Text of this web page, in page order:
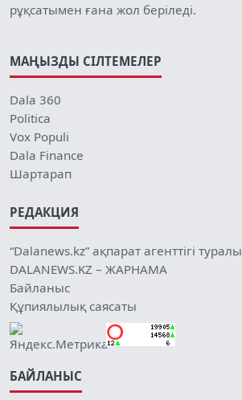
рұқсатымен ғана жол беріледі.
МАҢЫЗДЫ СІЛТЕМЕЛЕР
Dala 360
Politica
Vox Populi
Dala Finance
Шартарап
РЕДАКЦИЯ
“Dalanews.kz” ақпарат агенттігі туралы
DALANEWS.KZ – ЖАРНАМА
Байланыс
Құпиялылық саясаты
БАЙЛАНЫС